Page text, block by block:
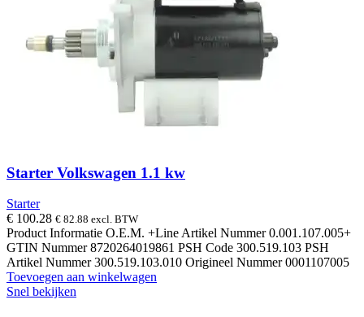
Starter Volkswagen 1.1 kw
Starter
€ 100.28 € 82.88 excl. BTW
Product Informatie O.E.M. +Line Artikel Nummer 0.001.107.005+
GTIN Nummer 8720264019861 PSH Code 300.519.103 PSH
Artikel Nummer 300.519.103.010 Origineel Nummer 0001107005
Toevoegen aan winkelwagen
Snel bekijken